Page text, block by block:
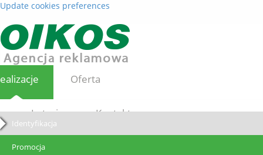
Update cookies preferences
Oferta
Loterie Kontakt
Identyfikacja
Promocja